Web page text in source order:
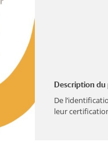
Description du
De
leur